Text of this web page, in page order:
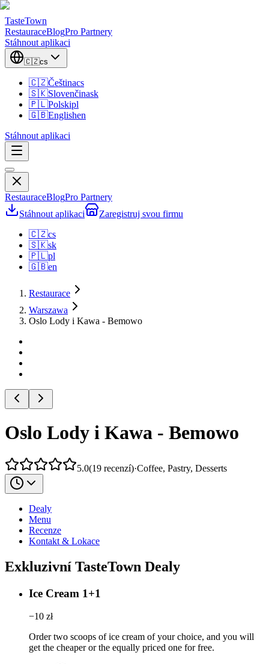
TasteTown
RestauraceBlogPro Partnery
Stáhnout aplikaci
🇨🇿cs
🇨🇿Češtinacs
🇸🇰Slovenčinask
🇵🇱Polskipl
🇬🇧Englishen
Stáhnout aplikaci
RestauraceBlogPro Partnery
Stáhnout aplikaci
Zaregistruj svou firmu
🇨🇿cs
🇸🇰sk
🇵🇱pl
🇬🇧en
Restaurace
Warszawa
Oslo Lody i Kawa - Bemowo
Oslo Lody i Kawa - Bemowo
5.0(19 recenzí)·Coffee, Pastry, Desserts
Dealy
Menu
Recenze
Kontakt & Lokace
Exkluzivní TasteTown Dealy
Ice Cream 1+1
−10 zł
Order two scoops of ice cream of your choice, and you will
get the cheaper or the equally priced one for free.